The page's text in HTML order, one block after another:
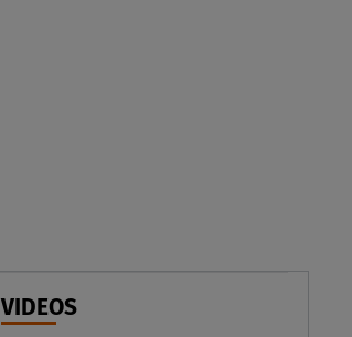
07.08.26 , 20:18
Μυστράς: Κρίσιμος για το
κατηγορητήριο ο χρόνος
VIDEOS